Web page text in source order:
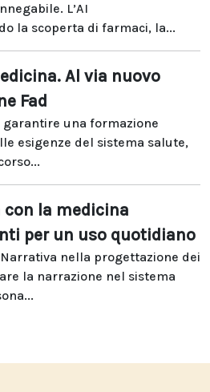
L’AI
la scoperta di farmaci, la...
Al via nuovo
Fad
una formazione
esigenze del sistema salute,
con la medicina
per un uso quotidiano
nella progettazione dei
la narrazione nel sistema